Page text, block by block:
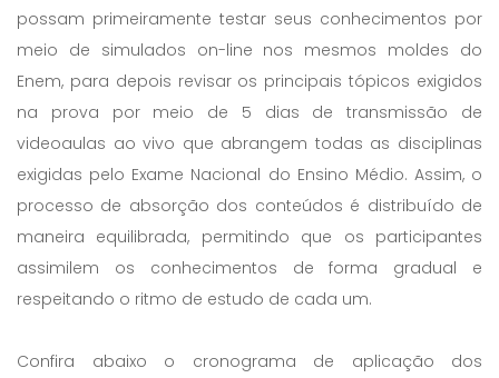
possam primeiramente testar seus conhecimentos por
meio de simulados on-line nos mesmos moldes do
Enem, para depois revisar os principais tópicos exigidos
na prova por meio de 5 dias de transmissão de
videoaulas ao vivo que abrangem todas as disciplinas
exigidas pelo Exame Nacional do Ensino Médio. Assim, o
processo de absorção dos conteúdos é distribuído de
maneira equilibrada, permitindo que os participantes
assimilem os conhecimentos de forma gradual e
respeitando o ritmo de estudo de cada um.
Confira abaixo o cronograma de aplicação dos